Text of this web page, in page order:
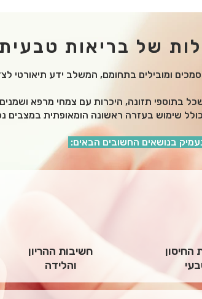
בריאים מתוך הבנה, ביטחון ואחריות.
ומובילים בתחומם, המשלב ידע תיאורטי
בתוספי תזונה, היכרות עם צמחי מרפא
כולל שימוש בעזרה ראשונה הומאופתית במצבים
בנושאים החשובים הבאים:
חשיבות ההריון
והלידה
החיסון